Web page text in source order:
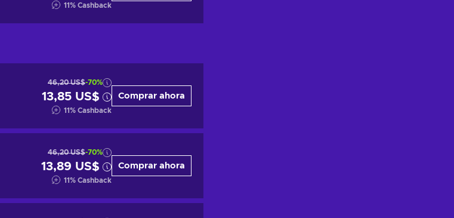
11% Cashback
46,20 US$-70%
13,85 US$
11% Cashback
Comprar ahora
46,20 US$-70%
13,89 US$
11% Cashback
Comprar ahora